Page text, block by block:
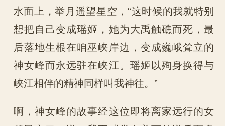
水面上，举月遥望星空，“这时候的我就特别
想把自己变成瑶姬，她为大禹触礁而死，最
后落地生根在咱巫峡岸边，变成巍峨耸立的
神女峰而永远驻在峡江。瑶姬以殉身换得与
峡江相伴的精神同样叫我神往。”
啊，神女峰的故事经这位即将离家远行的女